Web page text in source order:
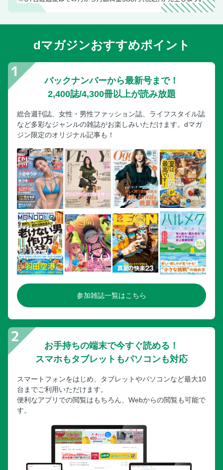
dマガジンおすすめポイント
バックナンバーから最新号まで！
2,400誌/4,300冊以上が読み放題
総合週刊誌、女性・男性ファッション誌、ライフスタイル誌
など多彩なジャンルの雑誌がお楽しみいただけます。dマガ
ジン限定のオリジナル記事も！
参加雑誌一覧はこちら
お手持ちの端末で今すぐ読める！
スマホもタブレットもパソコンも対応
スマートフォンをはじめ、タブレットやパソコンなど最大10
台までご利用いただけます。
便利なアプリでの閲覧はもちろん、Webからの閲覧も可能で
す。